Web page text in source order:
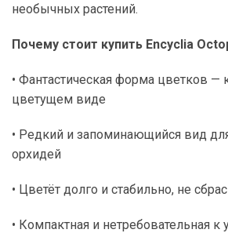
необычных растений.
Почему стоит купить Encyclia
• Фантастическая форма цветков —
цветущем виде
• Редкий и запоминающийся вид
орхидей
• Цветёт долго и стабильно, не
• Компактная и нетребовательная к